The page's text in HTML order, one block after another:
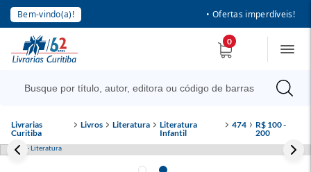
Bem-vindo(a)! • Ofertas imperdíveis!
0
Livrarias
Curitiba
Livros Literatura
Literatura
Infantil
474
R$ 100 -
200